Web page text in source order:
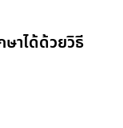
าได้ด้วยวิธี